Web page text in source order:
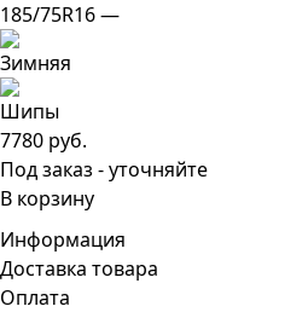
185/75R16 —
7780 руб.
Под заказ - уточняйте
В корзину
Информация
Доставка товара
Оплата